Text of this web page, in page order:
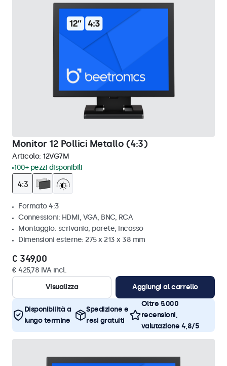
Monitor 12 Pollici Metallo (4:3)
Articolo: 12VG7M
100+ pezzi disponibili
Formato 4:3
Connessioni: HDMI, VGA, BNC, RCA
Montaggio: scrivania, parete, incasso
Dimensioni esterne: 275 x 213 x 38 mm
€ 349,00
€ 425,78 IVA incl.
Visualizza
Aggiungi al carrello
Disponibilità a
lungo termine
Spedizione e
resi gratuiti
Oltre 5.000
recensioni,
valutazione 4,8/5